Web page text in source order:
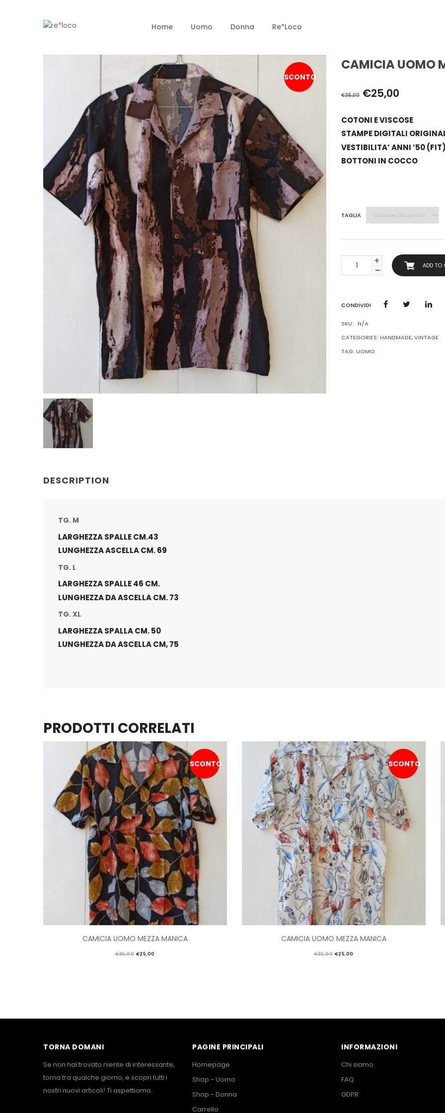
Home Uomo Donna Re*loco
SCONTO
CAMICIA UOMO
€35,00 €25,00
COTONI E VISCOSE
STAMPE DIGITALI
VESTIBILITA’ ANNI ’50
BOTTONI IN COCCO
TAGLIA
UOMO
MEZZA
ADD TO
CONDIVIDI
SKU: N/A
CATEGORIES: HANDMADE,VINTAGE
TAG: UOMO
DESCRIPTION
TG. M
LARGHEZZA SPALLE CM.43
LUNGHEZZA ASCELLA CM. 69
TG. L
LARGHEZZA SPALLE 46 CM.
LUNGHEZZA DA ASCELLA CM. 73
TG. XL
LARGHEZZA SPALLA CM. 50
LUNGHEZZA DA ASCELLA CM, 75
PRODOTTI CORRELATI
SCONTO
CAMICIA UOMO MEZZA MANICA
€35,00 €25,00
SCONTO
CAMICIA UOMO MEZZA MANICA
€35,00 €25,00
TORNA DOMANI
Se non hai trovato niente di interessante,
torna tra qualche giorno, e scopri tutti i
nostri nuovi articoli! Ti aspettiamo.
PAGINE PRINCIPALI
Homepage
Shop - Uomo
Shop - Donna
Carrello
INFORMAZIONI
Chi siamo
FAQ
GDPR